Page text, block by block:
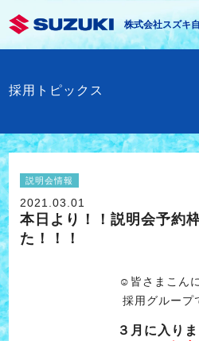
株式会社スズキ
採用トピックス
説明会情報
2021.03.01
本日より！！説明会予約
た！！！
☺皆さまこん
採用グループ
３月に入りま